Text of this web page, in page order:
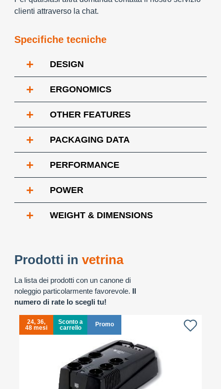
clienti attraverso la chat.
Specifiche tecniche
+ DESIGN
+ ERGONOMICS
+ OTHER FEATURES
+ PACKAGING DATA
+ PERFORMANCE
+ POWER
+ WEIGHT & DIMENSIONS
Prodotti in vetrina
La lista dei prodotti con un canone di
noleggio particolarmente favorevole. Il
numero di rate lo scegli tu!
24, 36,
48 mesi
Sconto a
carrello
Promo